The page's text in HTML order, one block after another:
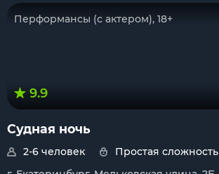
Перформансы (с актером), 18+
9.9
Судная ночь
2-6 человек
Простая сложность